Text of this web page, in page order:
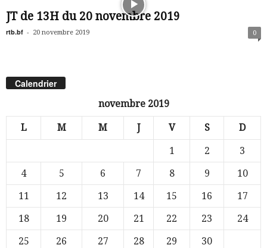
JT de 13H du 20 novembre 2019
rtb.bf - 20 novembre 2019 0
Calendrier
novembre 2019
L M M J V S D
1 2
3
4
5 6 7 8 9
10
11
12 13 14 15 16
17
18
19 20 21 22 23
24
25
26 27 28 29
30